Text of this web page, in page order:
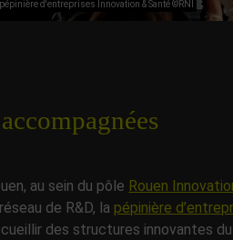
d'entreprises Innovation & Santé ©RNI
au sein du pôle Rouen
de R&D, la pépinière
des structures innovantes